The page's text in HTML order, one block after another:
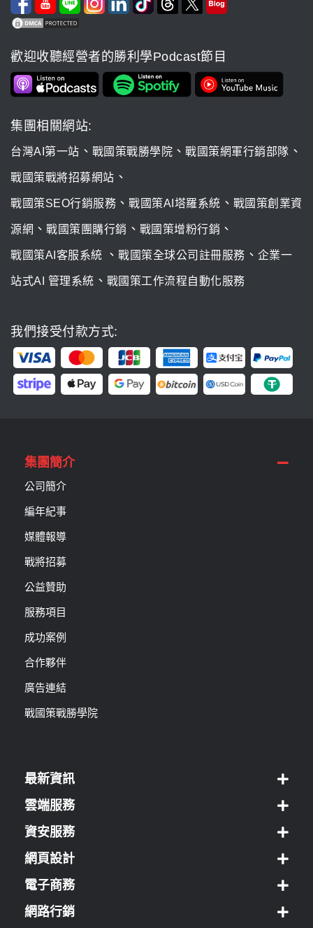
歡迎收聽經營者的勝利學Podcast節目
集團相關網站:
台灣AI第一站 、 戰國策戰勝學院 、 戰國策網軍行銷部隊 、
戰國策戰將招募網站 、
戰國策SEO行銷服務 、 戰國策AI塔羅系統 、 戰國策創業資
源網 、 戰國策團購行銷 、 戰國策增粉行銷 、
戰國策AI客服系統 、 戰國策全球公司註冊服務 、 企業一
站式AI 管理系統 、 戰國策工作流程自動化服務
我們接受付款方式:
集團簡介
公司簡介
編年紀事
媒體報導
戰將招募
公益贊助
服務項目
成功案例
合作夥伴
廣告連結
戰國策戰勝學院
最新資訊
雲端服務
資安服務
網頁設計
電子商務
網路行銷